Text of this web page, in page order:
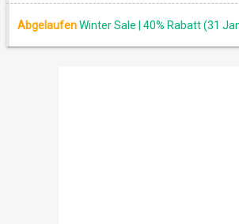
AbgelaufenWinter Sale | 40% Rabatt (31